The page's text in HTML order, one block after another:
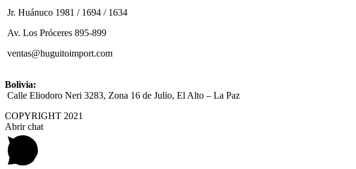
Jr. Huánuco 1981 / 1694 / 1634
Av. Los Próceres 895-899
ventas@huguitoimport.com
Bolivia:
Calle Eliodoro Neri 3283, Zona 16 de Julio, El Alto – La Paz
COPYRIGHT 2021
Abrir chat